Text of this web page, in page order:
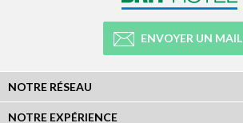
ENVOYER UN MAIL
NOTRE RÉSEAU
NOTRE EXPÉRIENCE